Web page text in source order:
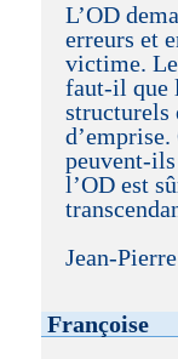
L’OD
erreurs et
victime.
faut-il que
structurels
peuvent-
l’OD est
Jean-Pierre
Françoise